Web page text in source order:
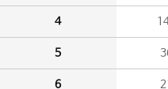
4
5
6